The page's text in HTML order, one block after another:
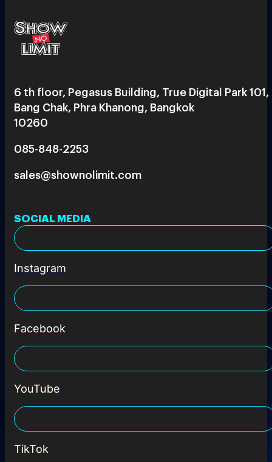
6 th floor, Pegasus Building, True Digital Park 101,
Bang Chak, Phra Khanong, Bangkok
10260
085-848-2253
sales@shownolimit.com
SOCIAL MEDIA
Instagram
Facebook
YouTube
TikTok